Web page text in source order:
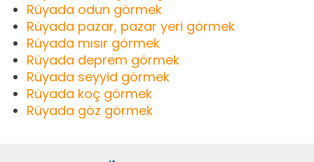
Rüyada odun görmek
Rüyada pazar, pazar yeri görmek
Rüyada mısır görmek
Rüyada deprem görmek
Rüyada seyyid görmek
Rüyada koç görmek
Rüyada göz görmek